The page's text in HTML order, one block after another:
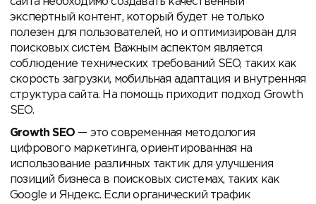
экспертный контент, который будет не только
полезен для пользователей, но и оптимизирован для
поисковых систем. Важным аспектом является
соблюдение технических требований SEO, таких как
скорость загрузки, мобильная адаптация и внутренняя
структура сайта. На помощь приходит подход Growth
SEO.
Growth SEO — это современная методология
цифрового маркетинга, ориентированная на
использование различных тактик для улучшения
позиций бизнеса в поисковых системах, таких как
Google и Яндекс. Если органический трафик